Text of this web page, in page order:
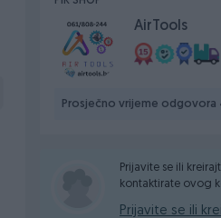
AirTools
Prosječno vrijeme odgovora
Prijavite se ili
kontaktirate ovog
Prijavite se ili